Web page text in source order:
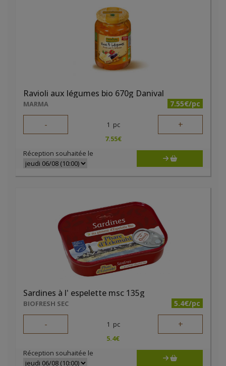
Ravioli aux légumes bio 670g Danival
MARMA 7.55€/pc
- 1 pc +
7.55€
Réception souhaitée le
Sardines à l' espelette msc 135g
BIOFRESH SEC 5.4€/pc
- 1 pc +
5.4€
Réception souhaitée le